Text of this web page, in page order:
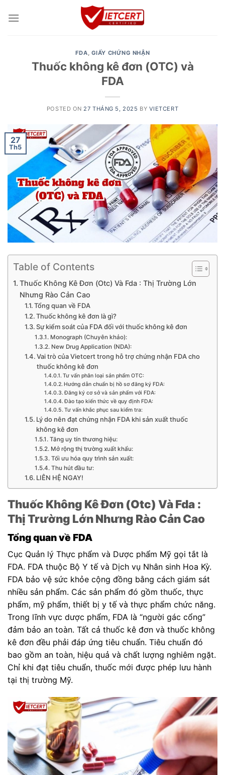
FDA, GIẤY CHỨNG NHẬN
Thuốc không kê đơn (OTC) và
FDA
POSTED ON 27 THÁNG 5, 2025 BY VIETCERT
27
Th5
Table of Contents
Thuốc Không Kê Đơn (Otc) Và Fda : Thị Trường Lớn
Nhưng Rào Cản Cao
Tổng quan về FDA
Thuốc không kê đơn là gì?
Sự kiểm soát của FDA đối với thuốc không kê đơn
Monograph (Chuyên khảo):
New Drug Application (NDA):
Vai trò của Vietcert trong hỗ trợ chứng nhận FDA cho
thuốc không kê đơn
Tư vấn phân loại sản phẩm OTC:
Hướng dẫn chuẩn bị hồ sơ đăng ký FDA:
Đăng ký cơ sở và sản phẩm với FDA:
Đào tạo kiến thức về quy định FDA:
Tư vấn khắc phục sau kiểm tra:
Lý do nên đạt chứng nhận FDA khi sản xuất thuốc
không kê đơn
Tăng uy tín thương hiệu:
Mở rộng thị trường xuất khẩu:
Tối ưu hóa quy trình sản xuất:
Thu hút đầu tư:
LIÊN HỆ NGAY!
Thuốc Không Kê Đơn (Otc) Và Fda :
Thị Trường Lớn Nhưng Rào Cản Cao
Tổng quan về FDA
Cục Quản lý Thực phẩm và Dược phẩm Mỹ gọi tắt là
FDA. FDA thuộc Bộ Y tế và Dịch vụ Nhân sinh Hoa Kỳ.
FDA bảo vệ sức khỏe cộng đồng bằng cách giám sát
nhiều sản phẩm. Các sản phẩm đó gồm thuốc, thực
phẩm, mỹ phẩm, thiết bị y tế và thực phẩm chức năng.
Trong lĩnh vực dược phẩm, FDA là “người gác cổng”
đảm bảo an toàn. Tất cả thuốc kê đơn và thuốc không
kê đơn đều phải đáp ứng tiêu chuẩn. Tiêu chuẩn đó
bao gồm an toàn, hiệu quả và chất lượng nghiêm ngặt.
Chỉ khi đạt tiêu chuẩn, thuốc mới được phép lưu hành
tại thị trường Mỹ.